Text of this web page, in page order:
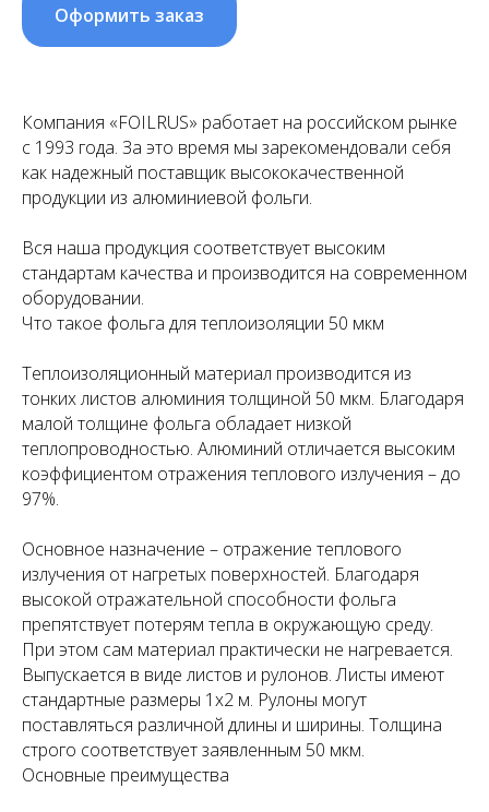
Оформить заказ
Компания «FOILRUS» работает на российском рынке
с 1993 года. За это время мы зарекомендовали себя
как надежный поставщик высококачественной
продукции из алюминиевой фольги.
Вся наша продукция соответствует высоким
стандартам качества и производится на современном
оборудовании.
Что такое фольга для теплоизоляции 50 мкм
Теплоизоляционный материал производится из
тонких листов алюминия толщиной 50 мкм. Благодаря
малой толщине фольга обладает низкой
теплопроводностью. Алюминий отличается высоким
коэффициентом отражения теплового излучения – до
97%.
Основное назначение – отражение теплового
излучения от нагретых поверхностей. Благодаря
высокой отражательной способности фольга
препятствует потерям тепла в окружающую среду.
При этом сам материал практически не нагревается.
Выпускается в виде листов и рулонов. Листы имеют
стандартные размеры 1х2 м. Рулоны могут
поставляться различной длины и ширины. Толщина
строго соответствует заявленным 50 мкм.
Основные преимущества